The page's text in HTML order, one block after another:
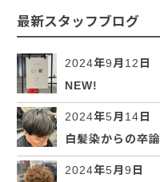
最新スタッフブログ
2024年9月12日
NEW!
2024年5月14日
白髪染からの卒論
2024年5月9日